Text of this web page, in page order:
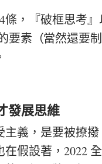
，『破框思考
要素（當然還
發展思維
義，是要被撩
假設著，2022